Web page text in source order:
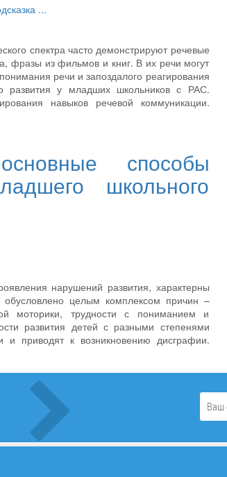
...
спектра часто демонстрируют речевые
фразы из фильмов и книг. В их речи могут
речи и запоздалого реагирования
развития у младших школьников с РАС.
навыков речевой коммуникации.
способы
школьного
нарушений развития, характерны
целым комплексом причин –
моторики, трудности с пониманием и
развития детей с разными степенями
и приводят к возникновению дисграфии.